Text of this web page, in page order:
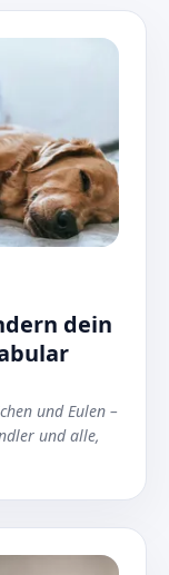
dein
und Eulen –
und alle,